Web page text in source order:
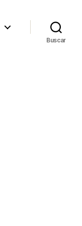
Buscar